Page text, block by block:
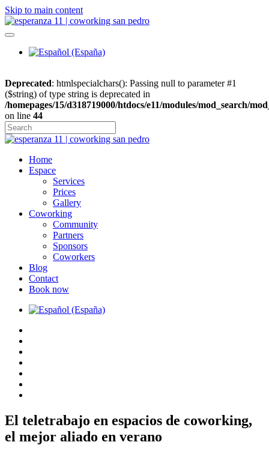
Skip to main content
Deprecated: htmlspecialchars(): Passing null to parameter #1
($string) of type string is deprecated in
/homepages/15/d318719000/htdocs/e11/modules/mod_search/
on line 44
Home
Espace
Services
Prices
Gallery
Coworking
Community
Partners
Sponsors
Coworkers
Blog
Contact
Book now
El teletrabajo en espacios de coworking,
el mejor aliado en verano